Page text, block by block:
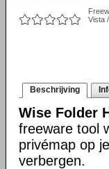
Vista
Beschrijving
Wise Folder
freeware tool
privémap op
verbergen.